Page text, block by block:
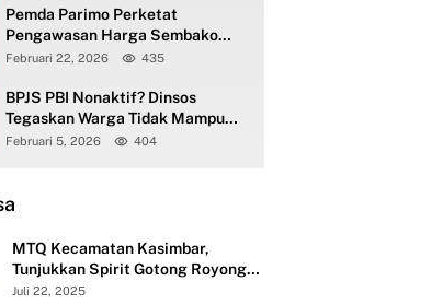
Pemda Parimo Perketat
Pengawasan Harga Sembako
dan Gas Elpiji 3 Kg
Februari 22, 2026 435
BPJS PBI Nonaktif? Dinsos
Tegaskan Warga Tidak Mampu
Tetap Terlayani
Februari 5, 2026 404
MTQ Kecamatan Kasimbar,
Tunjukkan Spirit Gotong Royong
Semangat Membangun dari Desa
Juli 22, 2025